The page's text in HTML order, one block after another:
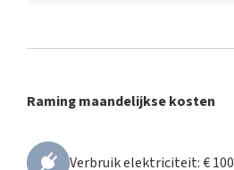
Raming maandelijkse kosten
Verbruik elektriciteit:€ 100